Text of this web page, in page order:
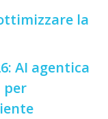
la
AI agentica
per